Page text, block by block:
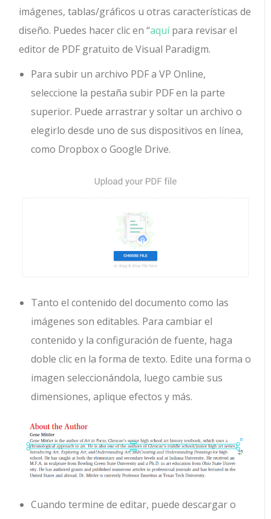
imágenes, tablas/gráficos u otras características de
diseño. Puedes hacer clic en “aquípara revisar el
editor de PDF gratuito de Visual Paradigm.
Para subir un archivo PDF a VP Online,
seleccione la pestaña subir PDF en la parte
superior. Puede arrastrar y soltar un archivo o
elegirlo desde uno de sus dispositivos en línea,
como Dropbox o Google Drive.
Tanto el contenido del documento como las
imágenes son editables. Para cambiar el
contenido y la configuración de fuente, haga
doble clic en la forma de texto. Edite una forma o
imagen seleccionándola, luego cambie sus
dimensiones, aplique efectos y más.
Cuando termine de editar, puede descargar o